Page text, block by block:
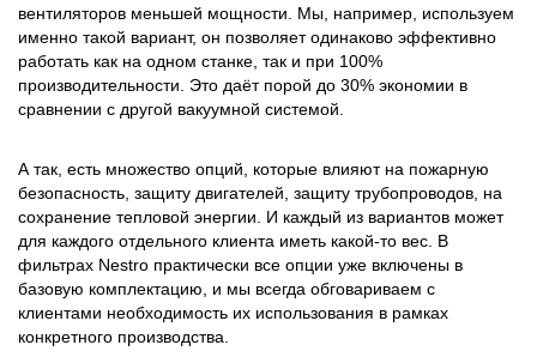
вентиляторов меньшей мощности. Мы, например, используем
именно такой вариант, он позволяет одинаково эффективно
работать как на одном станке, так и при 100%
производительности. Это даёт порой до 30% экономии в
сравнении с другой вакуумной системой.
А так, есть множество опций, которые влияют на пожарную
безопасность, защиту двигателей, защиту трубопроводов, на
сохранение тепловой энергии. И каждый из вариантов может
для каждого отдельного клиента иметь какой-то вес. В
фильтрах Nestro практически все опции уже включены в
базовую комплектацию, и мы всегда обговариваем с
клиентами необходимость их использования в рамках
конкретного производства.